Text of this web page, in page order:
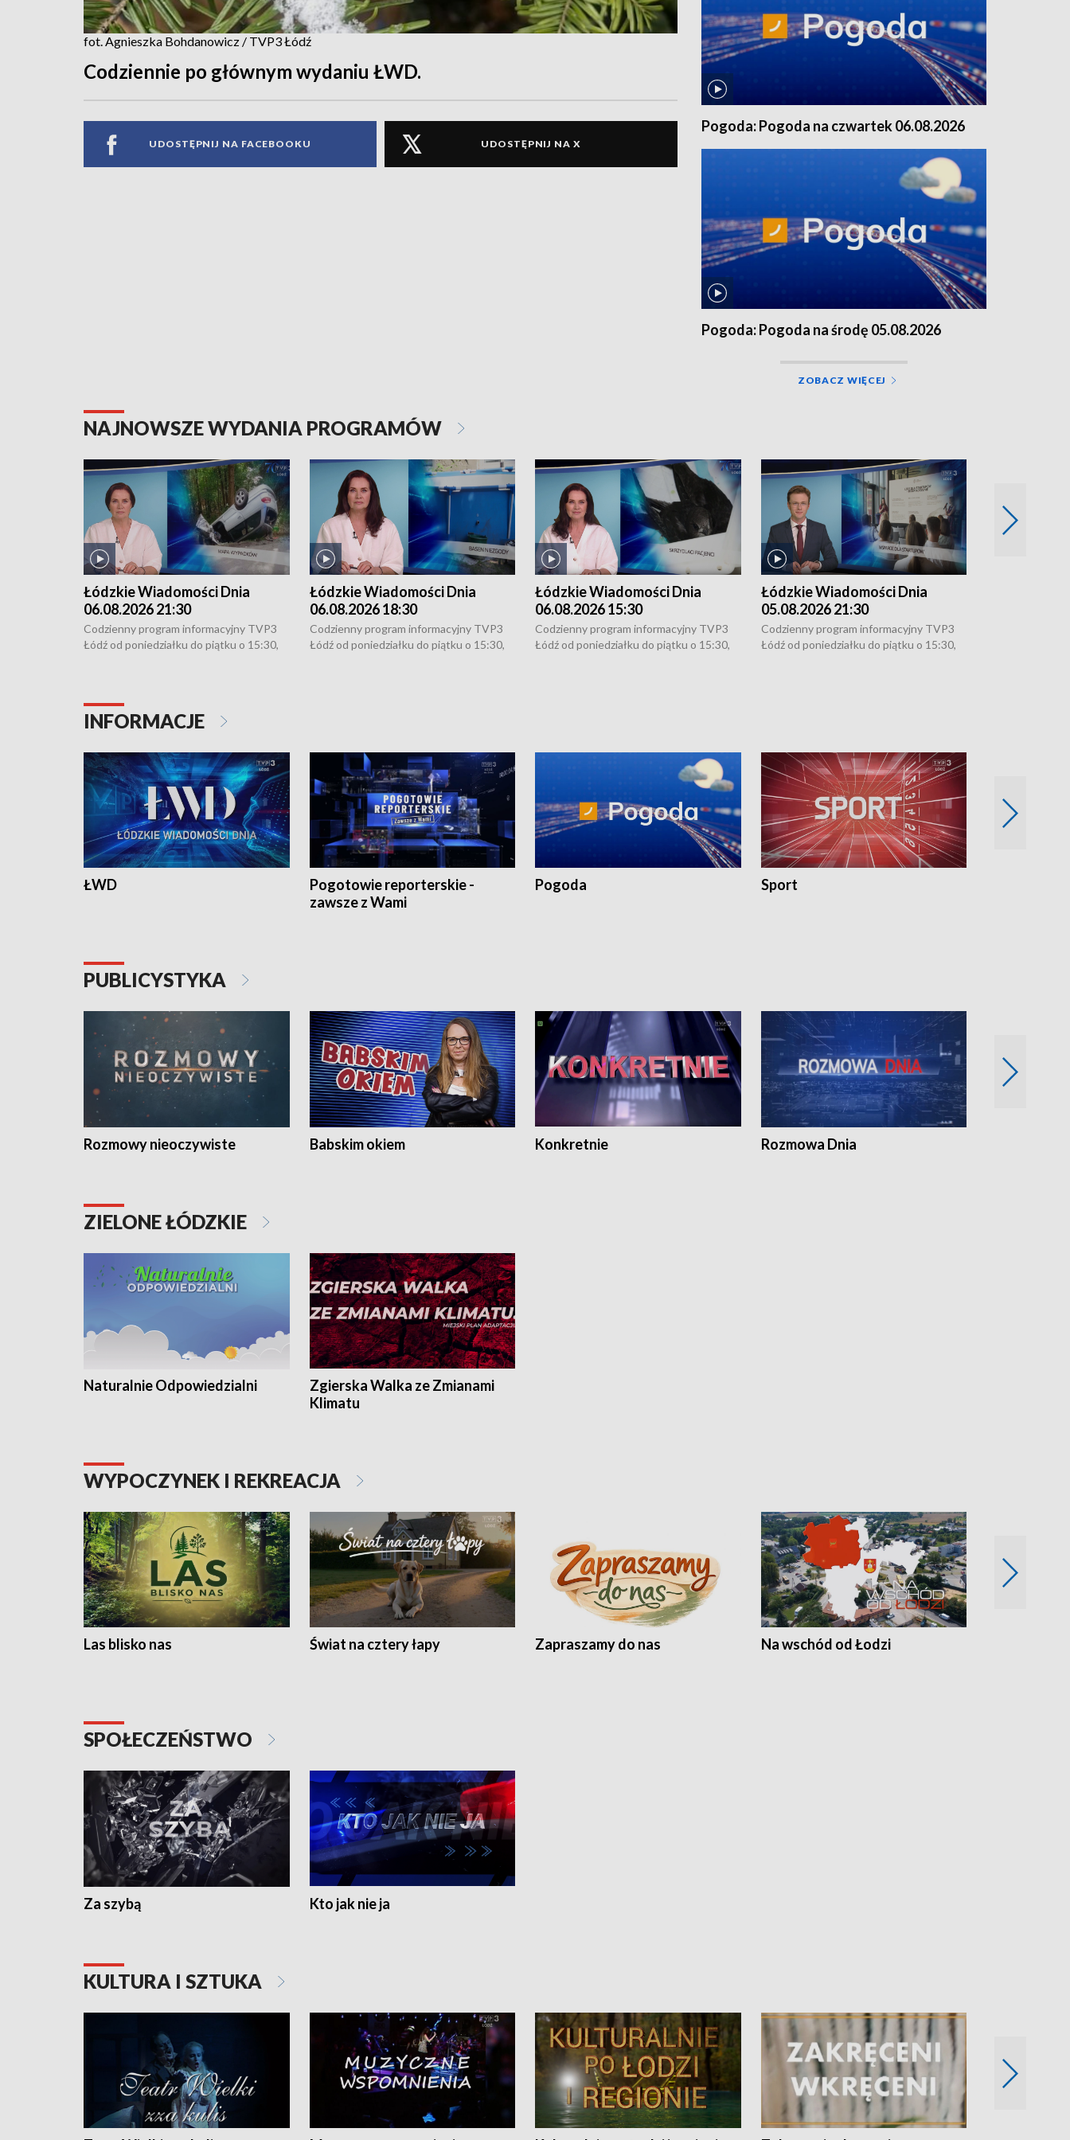
fot. Agnieszka Bohdanowicz / TVP3 Łódź
Codziennie po głównym wydaniu ŁWD.
UDOSTĘPNIJ NA FACEBOOKU UDOSTĘPNIJ NA X
Pogoda: Pogoda na czwartek 06.08.2026
Pogoda: Pogoda na środę 05.08.2026
ZOBACZ WIĘCEJ
NAJNOWSZE WYDANIA PROGRAMÓW
Łódzkie Wiadomości Dnia
06.08.2026 21:30
Codzienny program informacyjny TVP3
Łódź od poniedziałku do piątku o 15:30,
Łódzkie Wiadomości Dnia
06.08.2026 18:30
Codzienny program informacyjny TVP3
Łódź od poniedziałku do piątku o 15:30,
Łódzkie Wiadomości Dnia
06.08.2026 15:30
Codzienny program informacyjny TVP3
Łódź od poniedziałku do piątku o 15:30,
Łódzkie Wiadomości Dnia
05.08.2026 21:30
Codzienny program informacyjny TVP3
Łódź od poniedziałku do piątku o 15:30,
INFORMACJE
ŁWD
Pogotowie reporterskie -
zawsze z Wami
Pogoda Sport
PUBLICYSTYKA
Rozmowy nieoczywiste Babskim okiem Konkretnie Rozmowa Dnia
ZIELONE ŁÓDZKIE
Naturalnie Odpowiedzialni
Zgierska Walka ze Zmianami
Klimatu
WYPOCZYNEK I REKREACJA
Las blisko nas Świat na cztery łapy Zapraszamy do nas Na wschód od Łodzi
SPOŁECZEŃSTWO
Za szybą Kto jak nie ja
KULTURA I SZTUKA